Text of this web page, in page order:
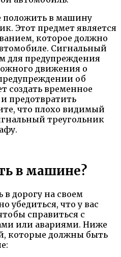
положить в машину
Этот предмет является
которое должно
Сигнальный
для предупреждения
движения о
об
создать временное
предотвратить
что плохо видимый
треугольник
в машине?
в дорогу на своем
убедиться, что у вас
справиться с
или авариями. Ниже
которые должны быть